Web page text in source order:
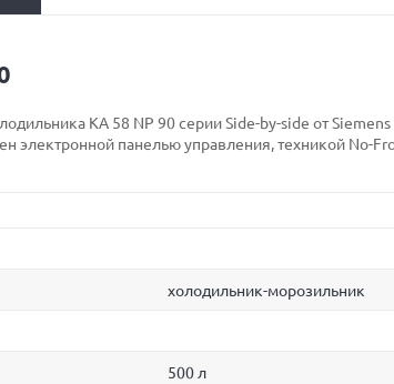
KA 58 NP 90 серии Side-by-side от
электронной панелью управления, техникой No-
холодильник-морозильник
500 л